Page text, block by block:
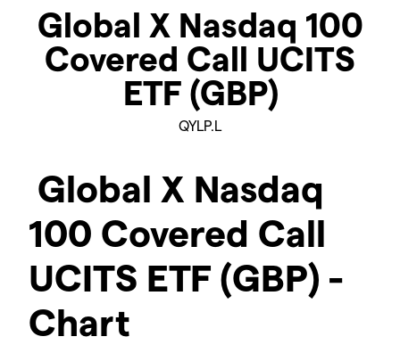
Global X Nasdaq 100
Covered Call UCITS
ETF (GBP)
QYLP.L
Global X Nasdaq
100 Covered Call
UCITS ETF (GBP) -
Chart